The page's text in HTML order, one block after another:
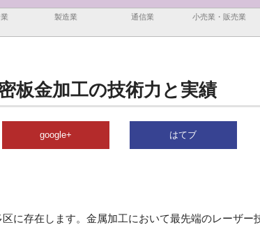
製造業 通信業 小売業・販売業
板金加工の技術力と実績
google+ はてブ
に存在します。金属加工において最先端のレーザー